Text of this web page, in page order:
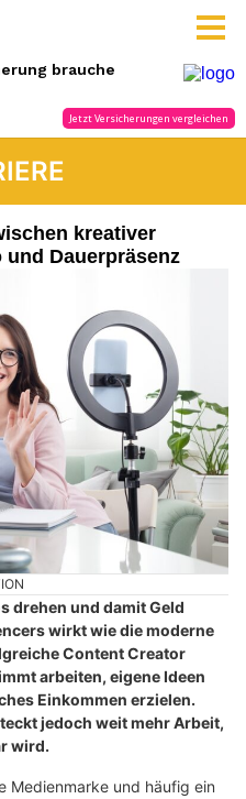
kreativer
Dauerpräsenz
drehen und damit Geld
wirkt wie die moderne
Content Creator
arbeiten, eigene Ideen
Einkommen erzielen.
jedoch weit mehr Arbeit,
wird.
Medienmarke und häufig ein